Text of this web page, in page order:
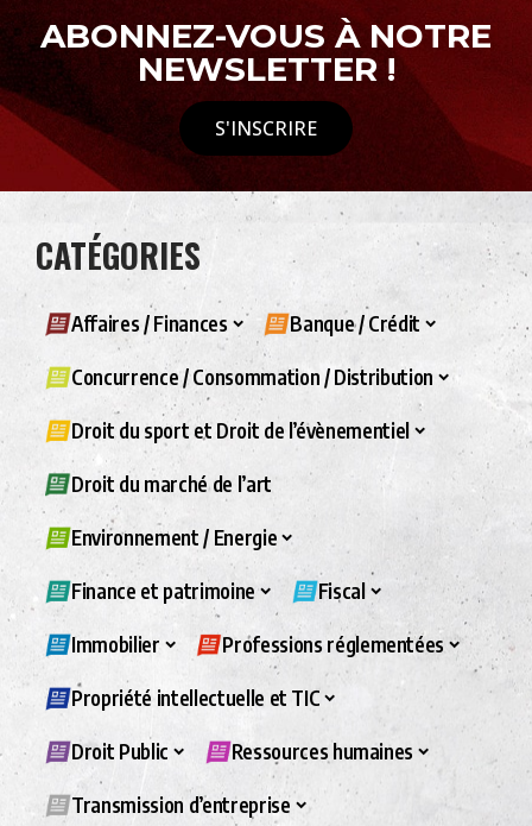
ABONNEZ-VOUS À NOTRE
NEWSLETTER !
S'INSCRIRE
CATÉGORIES
Affaires / Finances Banque / Crédit
Concurrence / Consommation / Distribution
Droit du sport et Droit de l’évènementiel
Droit du marché de l’art
Environnement / Energie
Finance et patrimoine Fiscal
Immobilier Professions réglementées
Propriété intellectuelle et TIC
Droit Public Ressources humaines
Transmission d’entreprise